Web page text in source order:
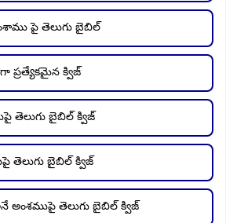
పై తెలుగు బైబిల్
ప్రత్యేకమైన క్విజ్
తెలుగు బైబిల్ క్విజ్
తెలుగు బైబిల్ క్విజ్
అంశముపై తెలుగు బైబిల్ క్విజ్